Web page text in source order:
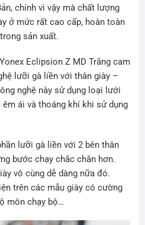
chính vì vậy mà chất lượng
ở mức rất cao cấp, hoàn toàn
sản xuất.
Eclipsion Z MD Trắng cam
lưỡi gà liền với thân giày –
nghệ này sử dụng loại lưới
ái và thoáng khí khi sử dụng
lưỡi gà liền với 2 bên thân
bước chạy chắc chắn hơn.
vô cùng dễ dàng nữa đó.
trên các mẫu giày có cường
môn chạy bộ…